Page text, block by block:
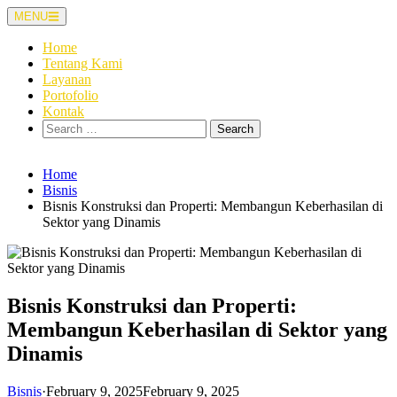
Skip
to
content
MENU
Home
Tentang Kami
Layanan
Portofolio
Kontak
Search
for:
Home
Bisnis
Bisnis Konstruksi dan Properti: Membangun Keberhasilan di
Sektor yang Dinamis
Bisnis Konstruksi dan Properti:
Membangun Keberhasilan di Sektor yang
Dinamis
Bisnis·February 9, 2025February 9, 2025